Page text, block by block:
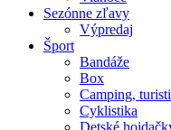
Sezónne zľavy
Výpredaj
Šport
Bandáže
Box
Camping,
Cyklistika
Detské